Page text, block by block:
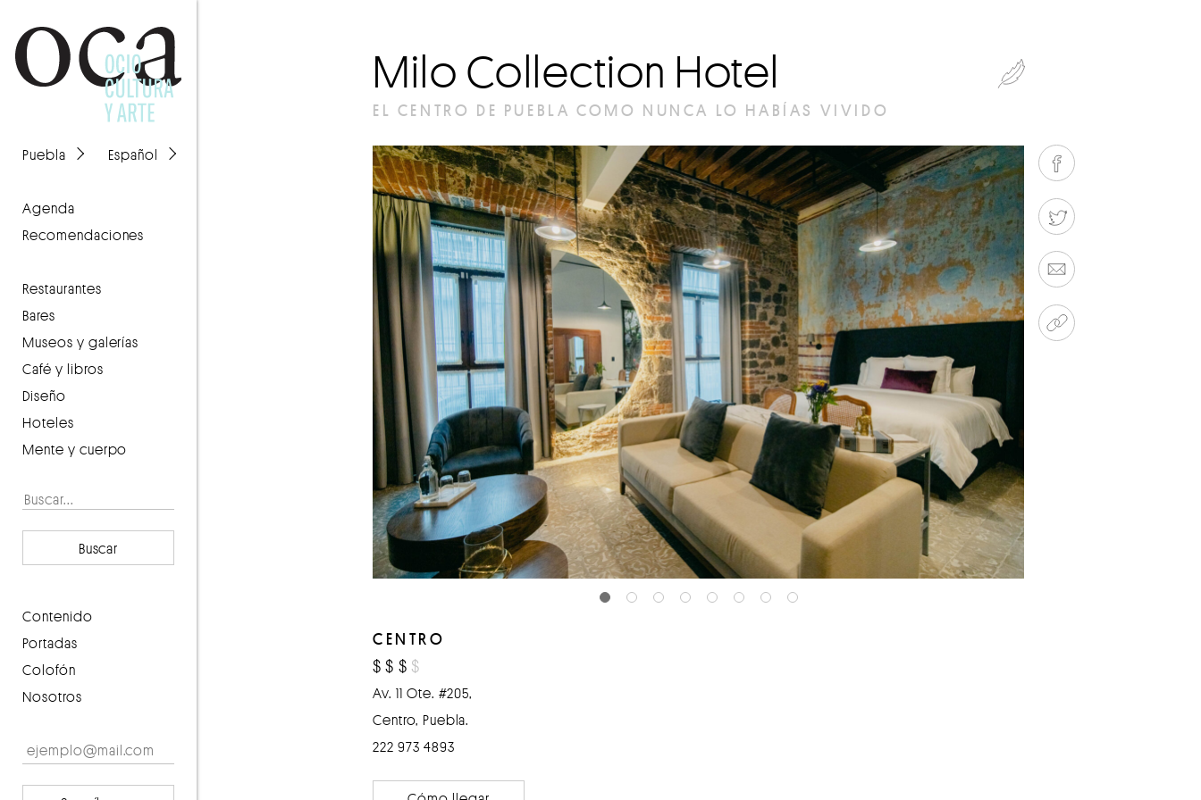
Puebla Español
agenda
recomendaciones
Restaurantes
Bares
Museos y galerías
Café y libros
Diseño
Hoteles
Mente y cuerpo
Buscar
contenido
portadas
Colofón
Nosotros
Milo Collection Hotel
EL CENTRO DE PUEBLA COMO NUNCA LO HABÍAS VIVIDO
CENTRO
$ $ $ $
Av. 11 Ote. #205,
Centro, Puebla.
222 973 4893